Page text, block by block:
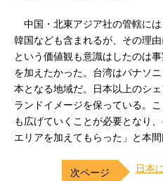
中国・北東アジア社の管轄には
韓国なども含まれるが、その理
という価値観も意識はしたのは
を加えたかった。台湾はパナソ
本となる地域だ。日本以上のシ
ランドイメージを保っている。
も広げていくことが必要となり
エリアを加えてもらった」と本間
日本